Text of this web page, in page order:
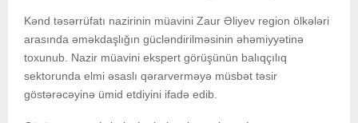
Kənd təsərrüfatı nazirinin müavini Zaur Əliyev region ölkələri
arasında əməkdaşlığın gücləndirilməsinin əhəmiyyətinə
toxunub. Nazir müavini ekspert görüşünün balıqçılıq
sektorunda elmi əsaslı qərarverməyə müsbət təsir
göstərəcəyinə ümid etdiyini ifadə edib.